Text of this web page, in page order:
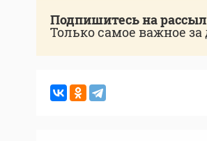
Подпишитесь на
Только самое важное за